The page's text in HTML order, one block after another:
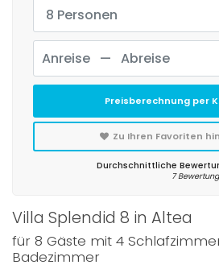
Villa Splendid 8 in Altea
für 8 Gäste mit 4
Badezimmer
8 Personen
Preisberechnung per
Zu Ihren Favoriten
Durchschnittliche
7